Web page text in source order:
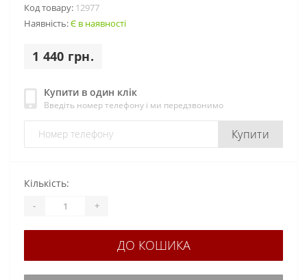
Код товару: 12977
Наявність:Є в наявності
1 440 грн.
Купити в один клік
Введіть номер телефону і ми передзвонимо
Купити
Кількість:
- +
ДО КОШИКА